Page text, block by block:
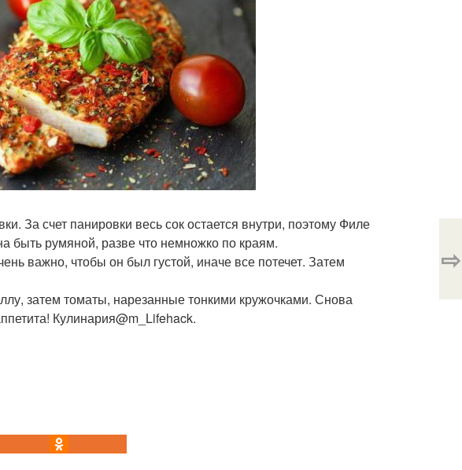
За счет панировки весь сок остается внутри, поэтому Филе
быть румяной, разве что немножко по краям.
важно, чтобы он был густой, иначе все потечет. Затем
затем томаты, нарезанные тонкими кружочками. Снова
Кулинария@m_Lifehack.
⇨